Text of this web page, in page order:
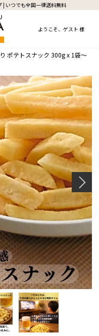
| いつでも全国一律送料無料
ようこそ、ゲスト 様
ポテトスナック 300g x 1袋～